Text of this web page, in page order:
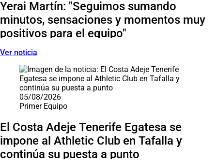
Yerai Martín: "Seguimos sumando
minutos, sensaciones y momentos muy
positivos para el equipo"
Ver noticia
05/08/2026
Primer Equipo
El Costa Adeje Tenerife Egatesa se
impone al Athletic Club en Tafalla y
continúa su puesta a punto